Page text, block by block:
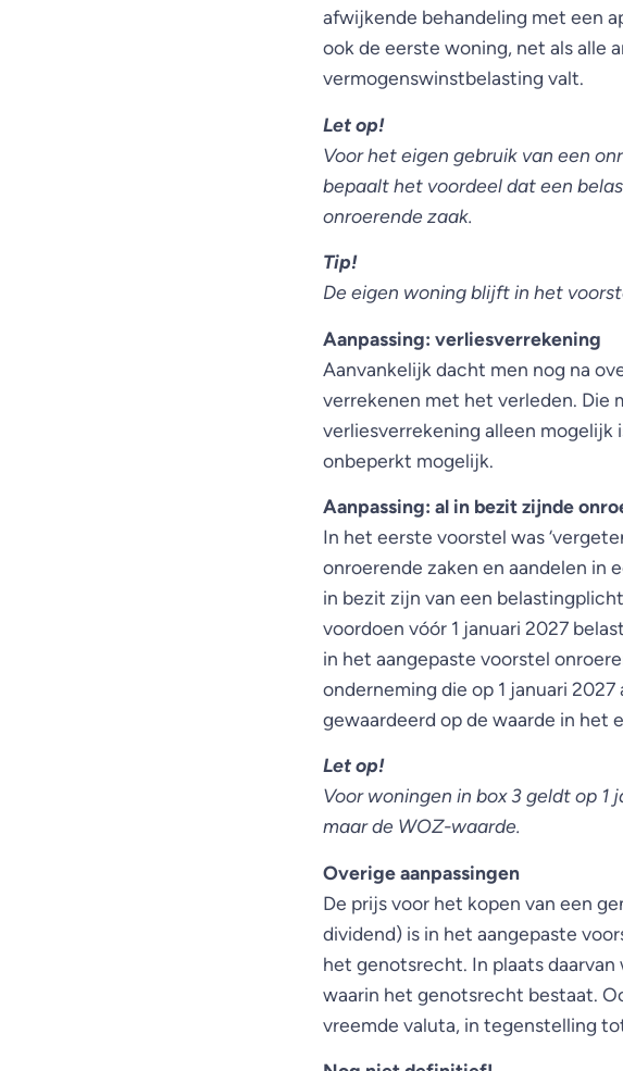
afwijkende behandeling met een
ook de eerste woning, net als alle
vermogenswinstbelasting valt.
Let op!
Voor het eigen gebruik van een
bepaalt het voordeel dat een
onroerende zaak.
Tip!
De eigen woning blijft in het
Aanpassing: verliesverrekening
Aanvankelijk dacht men nog na
verrekenen met het verleden. Die
verliesverrekening alleen mogelijk
onbeperkt mogelijk.
Aanpassing: al in bezit zijnde
In het eerste voorstel was
onroerende zaken en aandelen in
in bezit zijn van een
voordoen vóór 1 januari 2027
in het aangepaste voorstel
onderneming die op 1 januari
gewaardeerd op de waarde in het
Let op!
Voor woningen in box 3 geldt op
maar de WOZ-waarde.
Overige aanpassingen
De prijs voor het kopen van een
dividend) is in het aangepaste
het genotsrecht. In plaats
waarin het genotsrecht bestaat.
vreemde valuta, in tegenstelling